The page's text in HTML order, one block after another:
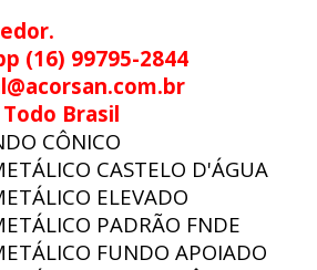
(16) 99795-2844
Brasil
CÔNICO
CASTELO D'ÁGUA
ELEVADO
PADRÃO FNDE
FUNDO APOIADO